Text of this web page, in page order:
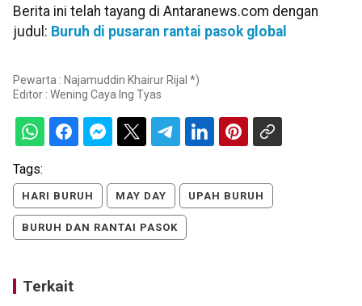
Berita ini telah tayang di Antaranews.com dengan
judul: Buruh di pusaran rantai pasok global
Pewarta : Najamuddin Khairur Rijal *)
Editor : Wening Caya Ing Tyas
Tags:
HARI BURUH MAY DAY UPAH BURUH
BURUH DAN RANTAI PASOK
Terkait